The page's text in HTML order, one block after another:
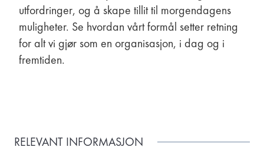
utfordringer, og å skape tillit til morgendagens
muligheter. Se hvordan vårt formål setter retning
for alt vi gjør som en organisasjon, i dag og i
fremtiden.
RELEVANT INFORMASJON